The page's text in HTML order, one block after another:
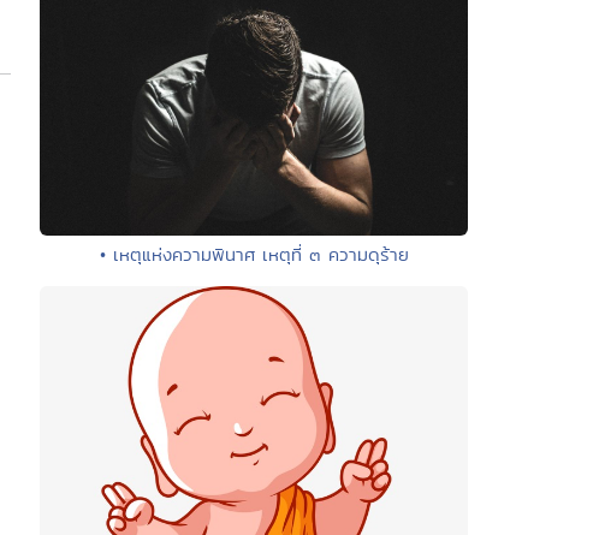
• เหตุแห่งความพินาศ เหตุที่ ๓ ความดุร้าย